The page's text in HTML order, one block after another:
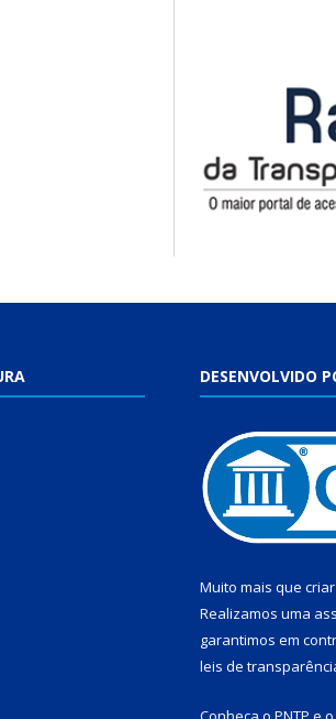
DESENVOLVIDO
Muito mais que
Realizamos uma
garantimos em
leis de